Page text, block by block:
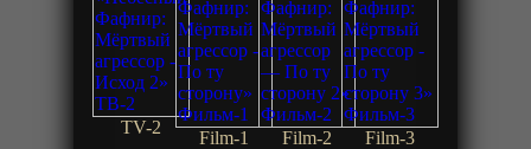
TV-2
Film-1 Film-2 Film-3